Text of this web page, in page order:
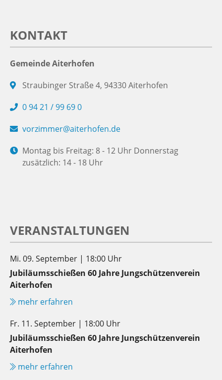
KONTAKT
Gemeinde Aiterhofen
Straubinger Straße 4, 94330 Aiterhofen
0 94 21 / 99 69 0
vorzimmer@aiterhofen.de
Montag bis Freitag: 8 - 12 Uhr Donnerstag
zusätzlich: 14 - 18 Uhr
VERANSTALTUNGEN
Mi. 09. September | 18:00 Uhr
Jubiläumsschießen 60 Jahre Jungschützenverein
Aiterhofen
mehr erfahren
Fr. 11. September | 18:00 Uhr
Jubiläumsschießen 60 Jahre Jungschützenverein
Aiterhofen
mehr erfahren